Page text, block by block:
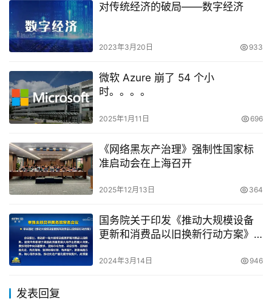
对传统经济的破局——数字经济
2023年3月20日 933
微软 Azure 崩了 54 个小
时。。。。
2025年1月11日 696
《网络黑灰产治理》强制性国家标
准启动会在上海召开
2025年12月13日 364
国务院关于印发《推动大规模设备
更新和消费品以旧换新行动方案》
2024年3月14日 946
发表回复